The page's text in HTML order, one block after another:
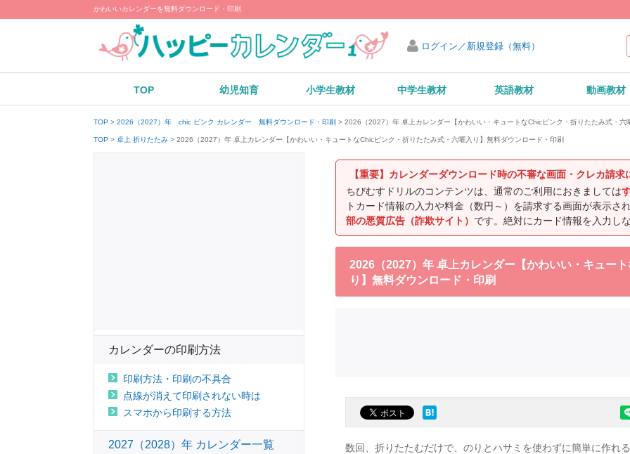
かわいいカレンダーを無料ダウンロード・印刷
ログイン／新規登録（無料）
TOP 幼児知育 小学生教材 中学生教材 英語教材 動画教材
TOP 2026（2027）年 chic ピンク カレンダー 無料ダウンロード・印刷 2026（2027）年 卓上カレンダー【かわいい・キュートなChicピンク・折りたたみ式・六
TOP 卓上 折りたたみ 2026（2027）年 卓上カレンダー【かわいい・キュートなChicピンク・折りたたみ式・六曜入り】無料ダウンロード・印刷
【重要】カレンダーダウンロード時の不審な画面・クレカ請求
ちびむすドリルのコンテンツは、通常のご利用におきましては
トカード情報の入力や料金（数円～）を請求する画面が表示さ
部の悪質広告（詐欺サイト） です。絶対にカード情報を入力し
2026（2027）年 卓上カレンダー【かわいい・キュー
り】無料ダウンロード・印刷
数回、折りたたむだけで、のりとハサミを使わずに簡単に作れ
カレンダーの印刷方法
印刷方法・印刷の不具合
点線が消えて印刷されない時は
スマホから印刷する方法
2027（2028）年 カレンダー一覧